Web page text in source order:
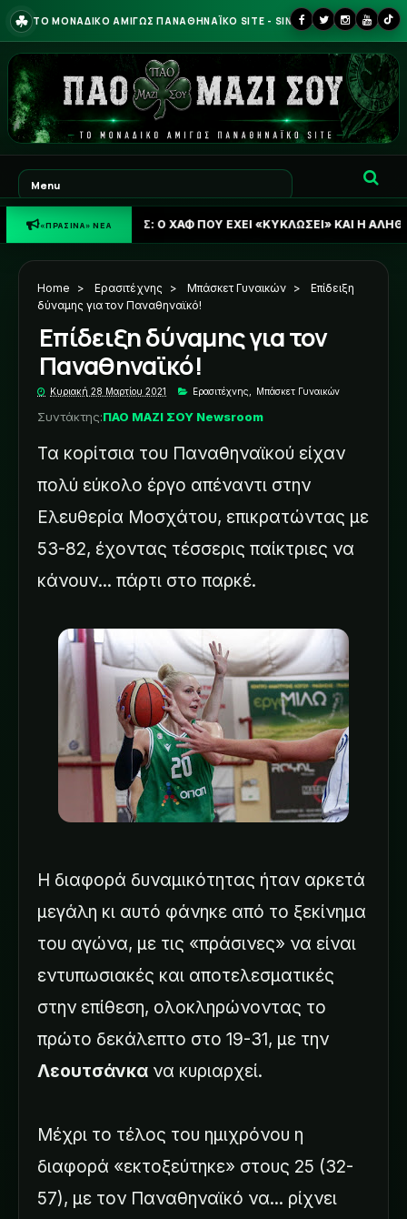
☘ ΤΟ ΜΟΝΑΔΙΚΟ ΑΜΙΓΩΣ ΠΑΝΑΘΗΝΑΪΚΟ SITE - SINCE 2013
«ΠΡΑΣΙΝΑ» ΝΕΑ
Ο ΧΑΦ ΠΟΥ ΕΧΕΙ «ΚΥΚΛΩΣΕΙ» ΚΑΙ Η ΑΛΗΘΕΙΑ ΓΙΑ
Home > Ερασιτέχνης > Μπάσκετ Γυναικών >
Επίδειξη
δύναμης για τον Παναθηναϊκό!
Επίδειξη δύναμης για τον
Παναθηναϊκό!
Κυριακή 28 Μαρτίου 2021 Ερασιτέχνης Μπάσκετ Γυναικών
Συντάκτης:ΠΑΟ ΜΑΖΙ ΣΟΥ Newsroom
Τα κορίτσια του Παναθηναϊκού είχαν
πολύ εύκολο έργο απέναντι στην
Ελευθερία Μοσχάτου, επικρατώντας με
53-82, έχοντας τέσσερις παίκτριες να
κάνουν... πάρτι στο παρκέ.
Η διαφορά δυναμικότητας ήταν αρκετά
μεγάλη κι αυτό φάνηκε από το ξεκίνημα
του αγώνα, με τις «πράσινες» να είναι
εντυπωσιακές και αποτελεσματικές
στην επίθεση, ολοκληρώνοντας το
πρώτο δεκάλεπτο στο 19-31, με την
Λεουτσάνκα να κυριαρχεί.
Μέχρι το τέλος του ημιχρόνου η
διαφορά «εκτοξεύτηκε» στους 25 (32-
57), με τον Παναθηναϊκό να... ρίχνει